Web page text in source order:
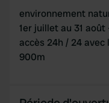
environnement
1er juillet au 31
accès 24h / 24 avec
900m